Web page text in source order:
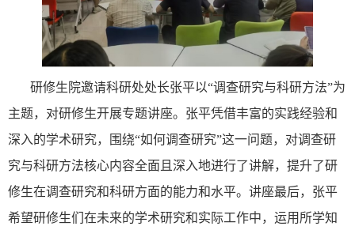
研修生院邀请科研处处长张平以“调查研究与科研方法”为
主题，对研修生开展专题讲座。张平凭借丰富的实践经验和
深入的学术研究，围绕“如何调查研究”这一问题，对调查研
究与科研方法核心内容全面且深入地进行了讲解，提升了研
修生在调查研究和科研方面的能力和水平。讲座最后，张平
希望研修生们在未来的学术研究和实际工作中，运用所学知